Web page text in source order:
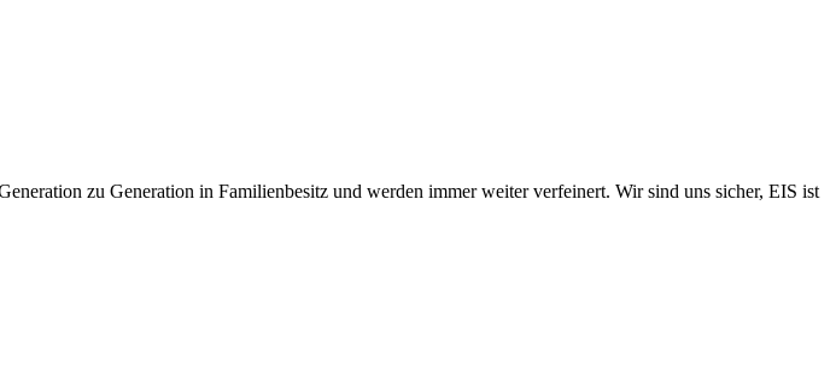
zu Generation in Familienbesitz und werden immer weiter verfeinert. Wir sind uns sicher, EIS ist